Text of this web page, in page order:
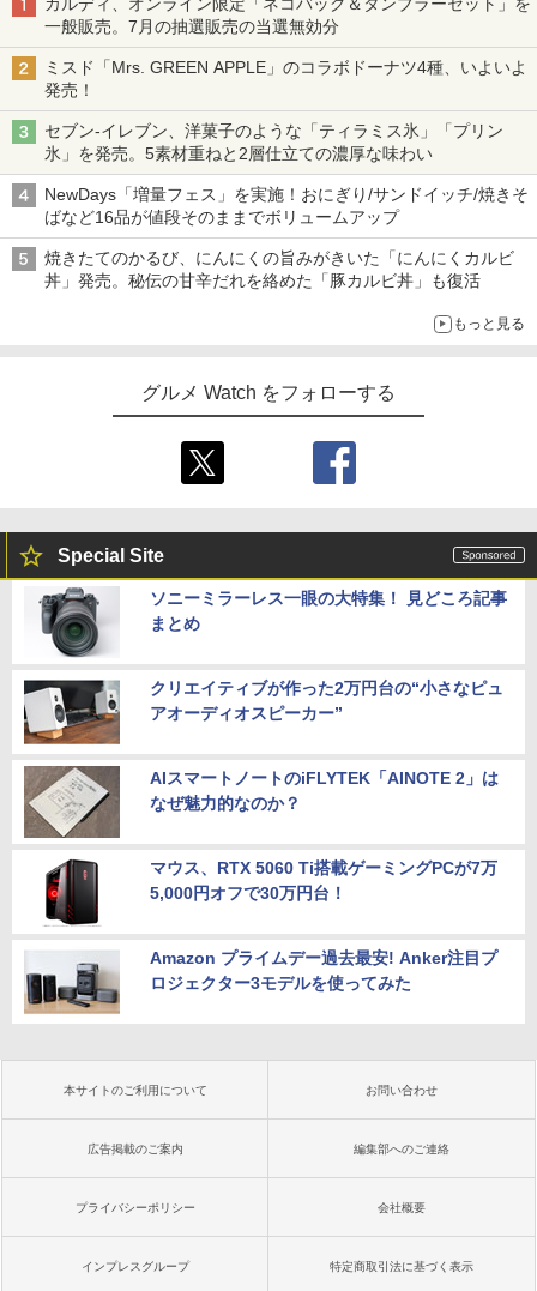
一般販売。7月の抽選販売の当選無効分
ミスド「Mrs. GREEN APPLE」のコラボドーナツ4種、いよいよ
発売！
セブン-イレブン、洋菓子のような「ティラミス氷」「プリン
氷」を発売。5素材重ねと2層仕立ての濃厚な味わい
NewDays「増量フェス」を実施！おにぎり/サンドイッチ/焼きそ
ばなど16品が値段そのままでボリュームアップ
焼きたてのかるび、にんにくの旨みがきいた「にんにくカルビ
丼」発売。秘伝の甘辛だれを絡めた「豚カルビ丼」も復活
もっと見る
グルメ Watch をフォローする
Special Site
ソニーミラーレス一眼の大特集！ 見どころ記事
まとめ
クリエイティブが作った2万円台の“小さなピュ
アオーディオスピーカー”
AIスマートノートのiFLYTEK「AINOTE 2」は
なぜ魅力的なのか？
マウス、RTX 5060 Ti搭載ゲーミングPCが7万
5,000円オフで30万円台！
Amazon プライムデー過去最安! Anker注目プ
ロジェクター3モデルを使ってみた
本サイトのご利用について お問い合わせ
広告掲載のご案内 編集部へのご連絡
プライバシーポリシー 会社概要
インプレスグループ 特定商取引法に基づく表示